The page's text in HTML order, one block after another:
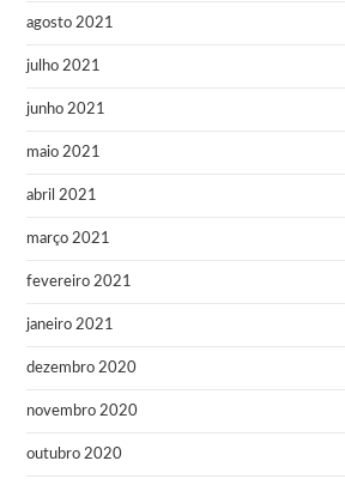
agosto 2021
julho 2021
junho 2021
maio 2021
abril 2021
março 2021
fevereiro 2021
janeiro 2021
dezembro 2020
novembro 2020
outubro 2020